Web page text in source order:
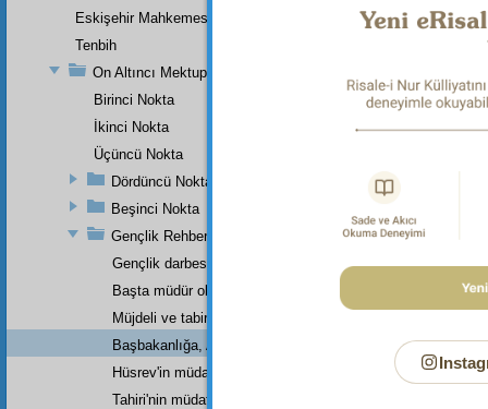
Dipnot-1
Her
Eskişehir Mahkemesinde Yazılan Arzuhalin Bir Parçası
Tenbih
On Altıncı Mektup
Birinci Nokta
İkinci Nokta
Üçüncü Nokta
Dördüncü Nokta
Beşinci Nokta
Gençlik Rehberi'nin Küçük Bir Haşiyesi
Gençlik darbesini yiyip
Başta müdür olarak
Müjdeli ve tabiri çıkmış latif bir rüya.
Başbakanlığa, Adliye Bakanlığına,
Hüsrev'in müdafasıdır.
Tahiri'nin müdafasıdır.